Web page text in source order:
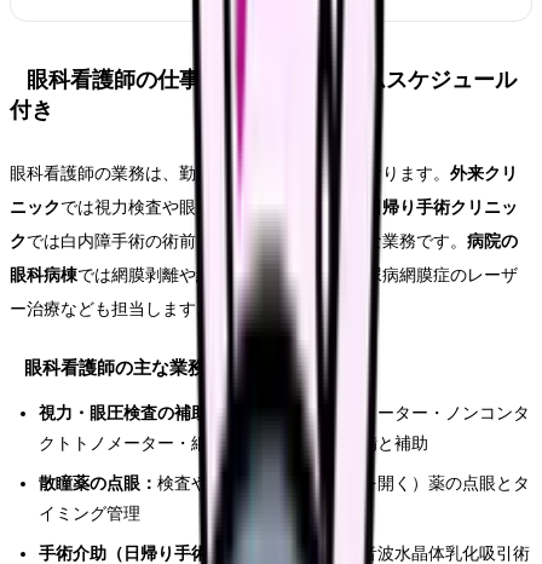
眼科看護師の仕事内容｜1日のタイムスケジュール
付き
眼科看護師の業務は、勤務先によって大きく異なります。 外来クリ
ニック では視力検査や眼圧測定の補助が中心、
日帰り手術クリニッ
ク では白内障手術の術前・術中・術後管理が主な業務です。 病院の
眼科病棟では網膜剥離や緑内障の入院手術、糖尿病網膜症のレーザ
ー治療なども担当します。
眼科看護師の主な業務
視力・眼圧検査の補助：オートレフケラトメーター・ノンコンタ
クトトノメーター・細隙灯顕微鏡検査の準備と補助
散瞳薬の点眼： 検査や手術前の散瞳（瞳孔を開く）薬の点眼とタ
イミング管理
手術介助（日帰り手術）：
白内障手術（超音波水晶体乳化吸引術